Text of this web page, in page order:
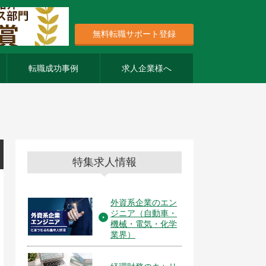
無料転職サポート登録
転職成功事例 求人企業様へ
特集求人情報
外資系企業のエン
ジニア（自動車・
機械・電気・化学
業界）